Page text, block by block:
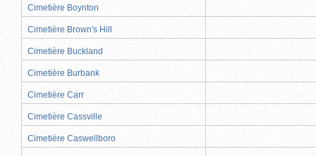
Cimetière Boynton
Cimetière Brown's Hill
Cimetière Buckland
Cimetière Burbank
Cimetière Carr
Cimetière Cassville
Cimetière Caswellboro